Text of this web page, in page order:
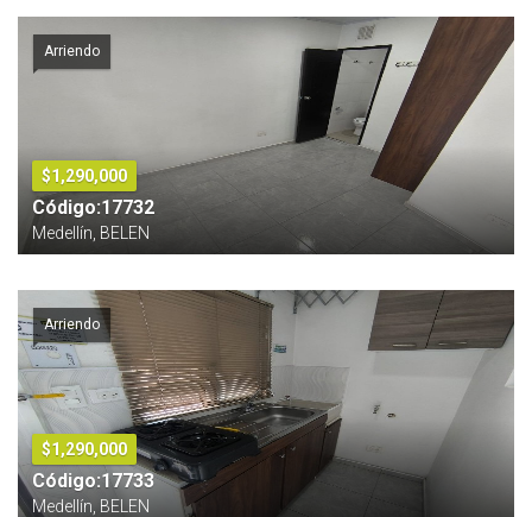
Arriendo
$1,290,000
Código:17732
Medellín, BELEN
Arriendo
$1,290,000
Código:17733
Medellín, BELEN